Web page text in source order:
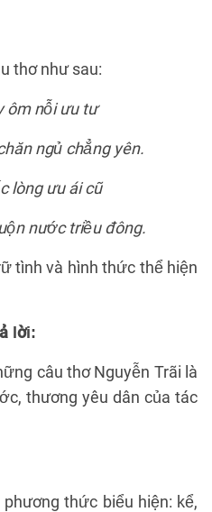
thơ như sau:
ôm nỗi ưu tư
ngủ chẳng yên.
lòng ưu ái cũ
nước triều đông.
tình và hình thức thể hiện
lời:
câu thơ Nguyễn Trãi là
thương yêu dân của tác
thức biểu hiện: kể,